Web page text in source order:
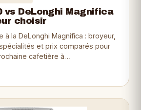
vs DeLonghi Magnifica
choisir
à la DeLonghi Magnifica : broyeur,
et prix comparés pour
cafetière à…